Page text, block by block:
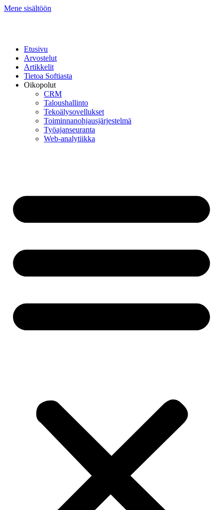
Mene sisältöön
Etusivu
Arvostelut
Artikkelit
Tietoa Softiasta
Oikopolut
CRM
Taloushallinto
Tekoälysovellukset
Toiminnan­ohjausjärjestelmä
Työajanseuranta
Web-analytiikka